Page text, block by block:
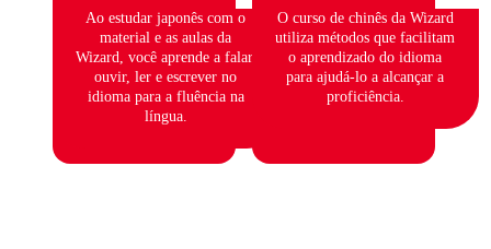
Ao estudar japonês com o
material e as aulas da
Wizard, você aprende a falar,
ouvir, ler e escrever no
idioma para a fluência na
língua.
O curso de chinês da Wizard
utiliza métodos que facilitam
o aprendizado do idioma
para ajudá-lo a alcançar a
proficiência.